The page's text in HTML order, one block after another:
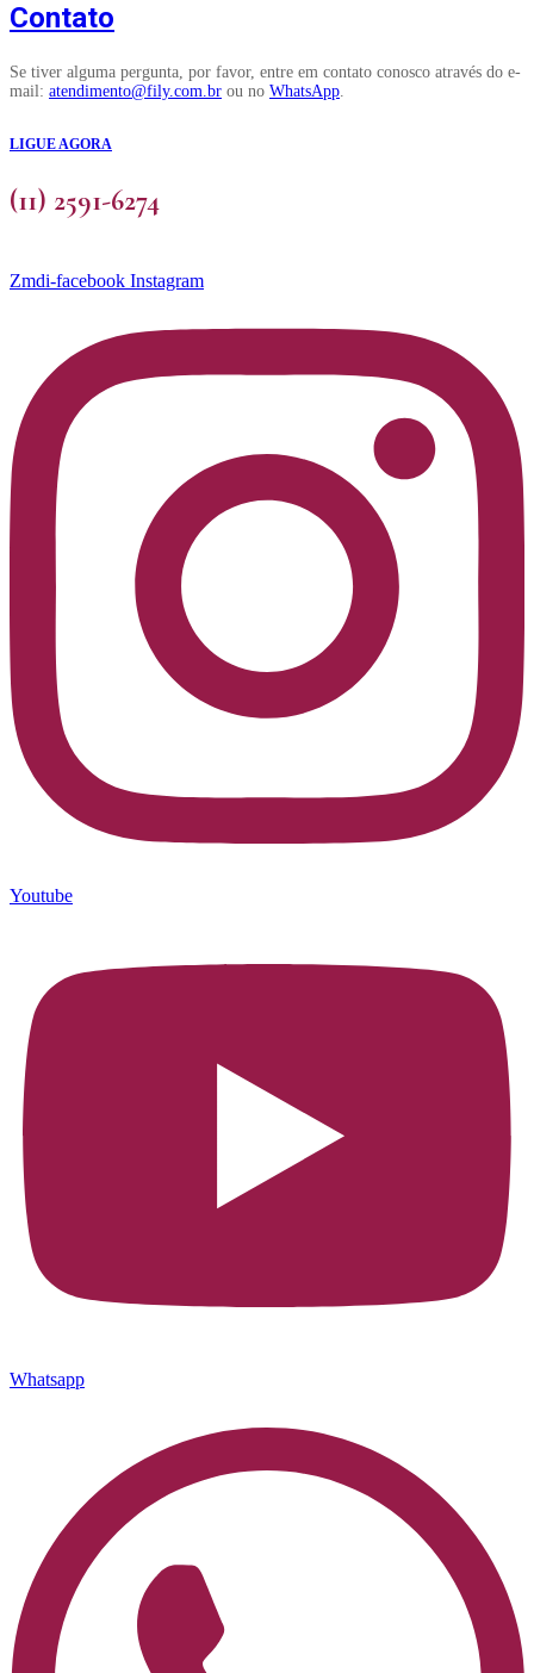
Contato
Se tiver alguma pergunta, por favor, entre em contato conosco através do e-
mail: atendimento@fily.com.br ou no WhatsApp.
LIGUE AGORA
(11) 2591-6274
Zmdi-facebook Instagram
Youtube
Whatsapp